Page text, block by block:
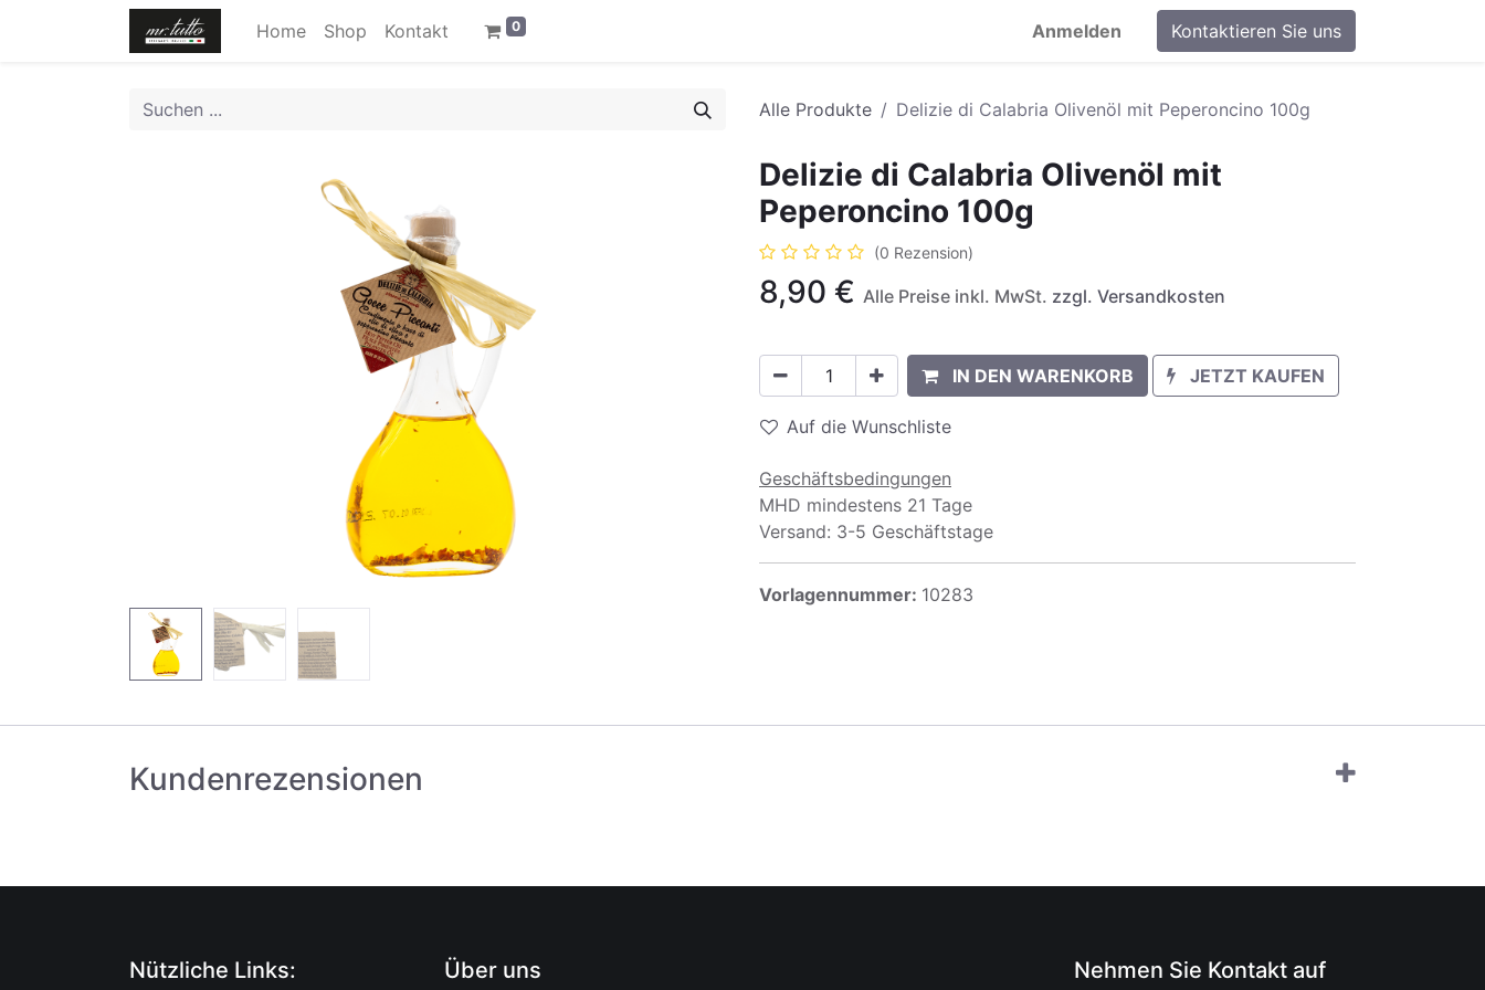
Home Shop Kontakt 0 Anmelden Kontaktieren Sie uns
Alle Produkte Delizie di Calabria Olivenöl mit Peperoncino 100g
Delizie di Calabria Olivenöl mit
Peperoncino 100g
(0 Rezension)
8,90 € Alle Preise inkl. MwSt. zzgl. Versandkosten
IN DEN WARENKORB JETZT KAUFEN
Auf die Wunschliste
Geschäftsbedingungen
MHD mindestens 21 Tage
Versand: 3-5 Geschäftstage
Vorlagennummer: 10283
Kundenrezensionen
Nützliche Links: Über uns Nehmen Sie Kontakt auf